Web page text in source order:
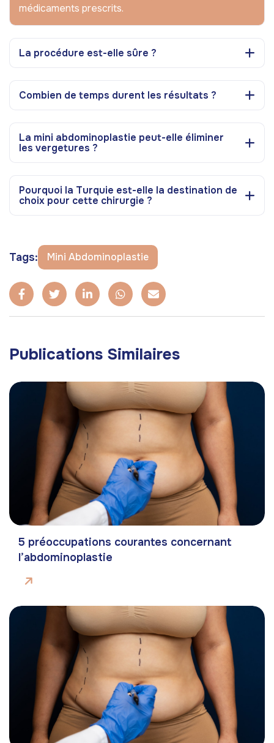
médicaments prescrits.
La procédure est-elle sûre ?
Combien de temps durent les résultats ?
La mini abdominoplastie peut-elle éliminer
les vergetures ?
Pourquoi la Turquie est-elle la destination de
choix pour cette chirurgie ?
Tags: Mini Abdominoplastie
Publications Similaires
5 préoccupations courantes concernant
l’abdominoplastie